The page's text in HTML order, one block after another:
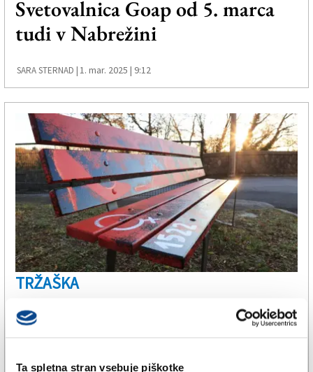
Ta spletna stran vsebuje piškotke
Svetovalnica Goap od 5. marca
tudi v Nabrežini
SARA STERNAD |1. mar. 2025 | 9:12
TRŽAŠKA
Center za žrtve nasilja tudi v
Nabrežini